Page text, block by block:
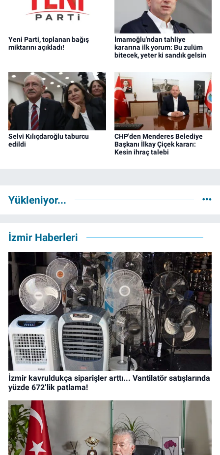
Yeni Parti, toplanan bağış
miktarını açıkladı!
İmamoğlu'ndan tahliye
kararına ilk yorum: Bu zulüm
bitecek, yeter ki sandık gelsin
Selvi Kılıçdaroğlu taburcu
edildi
CHP'den Menderes Belediye
Başkanı İlkay Çiçek kararı:
Kesin ihraç talebi
Yükleniyor...
İzmir Haberleri
İzmir kavruldukça siparişler arttı... Vantilatör satışlarında
yüzde 672’lik patlama!